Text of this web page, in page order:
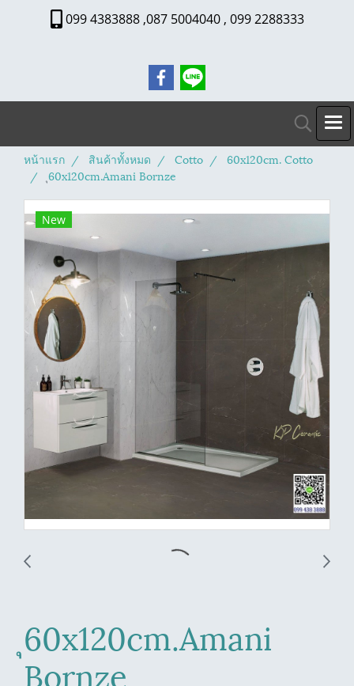
099 4383888 ,087 5004040 , 099 2288333
หน้าแรก สินค้าทั้งหมด Cotto
60x120cm. Cotto
ุ60x120cm.Amani Bornze
New
ุ60x120cm.Amani
Bornze